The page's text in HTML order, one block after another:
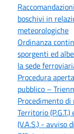
boschivi in
meteorologiche
Ordinanza
sporgenti ed
la sede
Procedura
pubblico –
Procedimento di
Territorio
(V.A.S.) - avviso